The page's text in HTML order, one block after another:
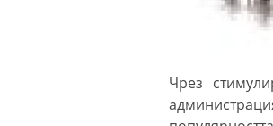
Чрез